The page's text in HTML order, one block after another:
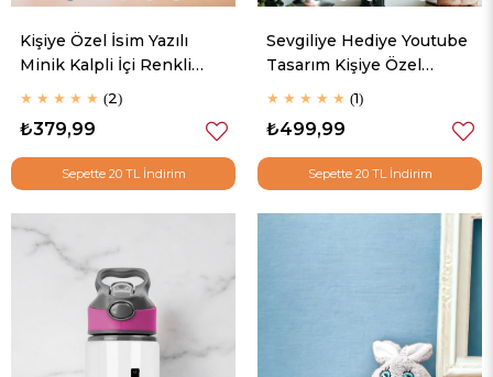
Kişiye Özel İsim Yazılı
Minik Kalpli İçi Renkli
Kupa Bardak
★ ★ ★ ★ ★ 2
₺379,99
Sepette 20 TL İndirim
Sevgiliye Hediye Youtube
Tasarım Kişiye Özel
Fotoğraflı Hediyelik
★ ★ ★ ★ ★ 1
₺499,99
Sepette 20 TL İndirim